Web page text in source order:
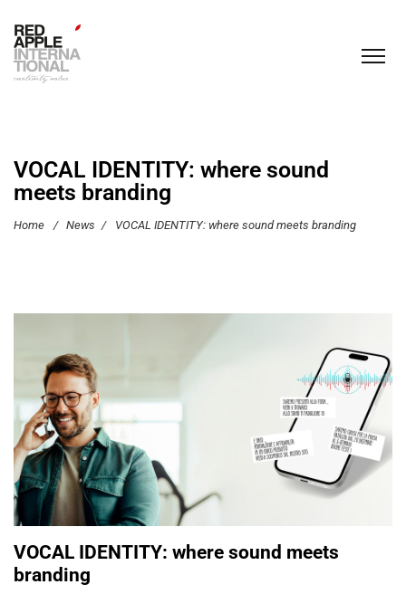
VOCAL IDENTITY: where sound
meets branding
Home / News / VOCAL IDENTITY: where sound meets branding
VOCAL IDENTITY: where sound meets
branding